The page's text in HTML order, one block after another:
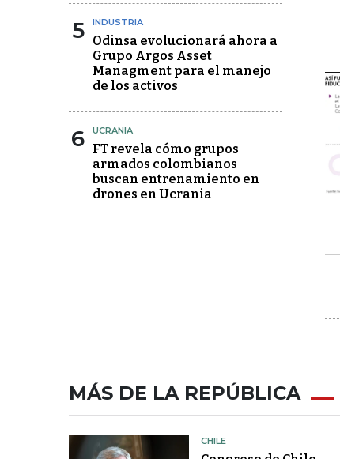
5 INDUSTRIA
Odinsa evolucionará ahora a
Grupo Argos Asset
Managment para el manejo
de los activos
6 UCRANIA
FT revela cómo grupos
armados colombianos
buscan entrenamiento en
drones en Ucrania
MÁS DE LA REPÚBLICA
CHILE